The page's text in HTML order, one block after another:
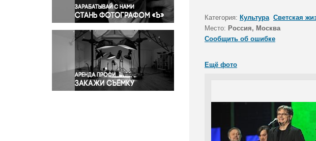
Происшествия и конфликты
Религия
Светская жизнь
Спорт
Экология
Экономика и бизнес
Категория: Культура Светская
Место: Россия, Москва
Сообщить об ошибке
Ещё фото